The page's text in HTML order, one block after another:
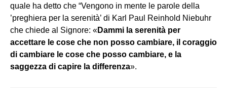
quale ha detto che “Vengono in mente le parole della
’preghiera per la serenità’ di Karl Paul Reinhold Niebuhr
che chiede al Signore: «Dammi la serenità per
accettare le cose che non posso cambiare, il coraggio
di cambiare le cose che posso cambiare, e la
saggezza di capire la differenza».